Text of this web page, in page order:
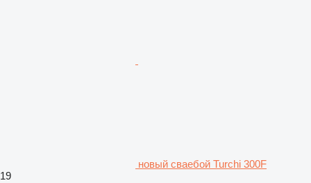
новый сваебой Turchi 300F
19